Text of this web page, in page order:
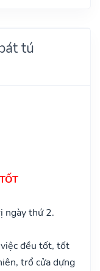
tú
TỐT
ngày thứ 2.
đều tốt, tốt
trổ cửa dựng